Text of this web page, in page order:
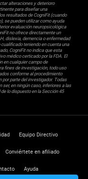
alteraciones y deterioro
para diseñar una
resultados de CogniFit (cuando
se pueden utilizar como ayuda
evaluación neuropsicológica
no ofrece directamente un
dislexia, demencia o enfermedad
teniendo en cuenta una
CogniFit no indica que esta
médico certicado por la FDA. El
en cualquier campo de
fines de investigación, todo uso
conforme al procedimiento
por parte del investigador. Todas
ser, en ningún caso, inferiores a las
lo dispuesto en la Sección 45
Equipo Directivo
Conviértete en afiliado
Ayuda